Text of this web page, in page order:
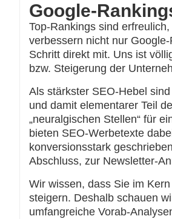
Google-
Top-Rankings sind
verbessern nicht nur
Schritt direkt mit. Uns ist
bzw. Steigerung der
Als stärkster SEO-Hebel
und damit elementarer Teil
„neuralgischen Stellen“ für
bieten SEO-Werbetexte
konversionsstark
Abschluss, zur Newsletter-
Wir wissen, dass Sie im
steigern. Deshalb schauen
umfangreiche Vorab-